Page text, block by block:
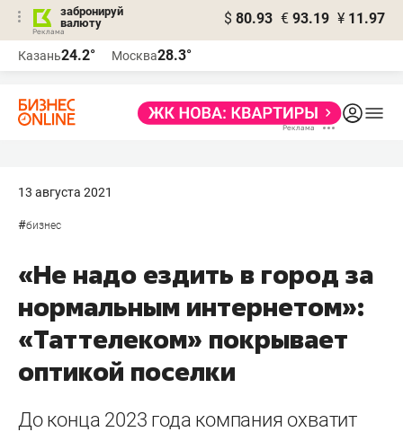
забронируй
валюту
$ 80.93 € 93.19 ¥ 11.97
Казань24.2° Москва28.3°
13 августа 2021
#бизнес
«Не надо ездить в город за
нормальным интернетом»:
«Таттелеком» покрывает
оптикой поселки
До конца 2023 года компания охватит